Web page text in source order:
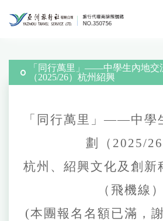
「同行萬里」 ——中學
劃（ 2025/26
杭州 、 紹興文化及創新
（飛機線）
(本團報名名額已滿，
「同行萬里」——中學生內地交
（2025/26）杭州紹興